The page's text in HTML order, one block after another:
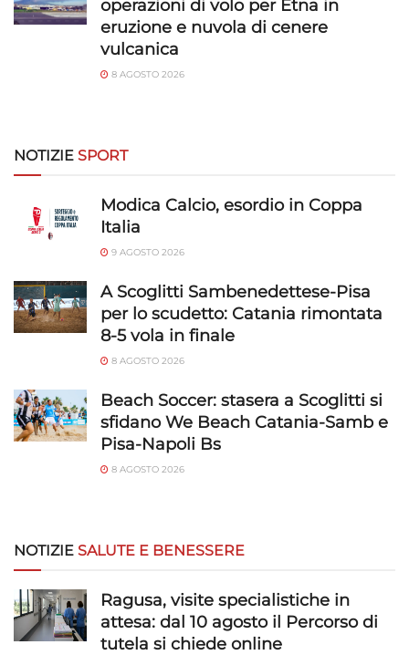
Utilizzare dati di geolocalizzazione precisi,
richieste attivamente.
rilevare frodi, correggere errori, Erogare
e presentare pubblicità e contenuto,
privacy.
operazioni di volo per Etna in
eruzione e nuvola di cenere
vulcanica
8 AGOSTO 2026
NOTIZIE SPORT
Modica Calcio, esordio in Coppa
Italia
9 AGOSTO 2026
A Scoglitti Sambenedettese-Pisa
per lo scudetto: Catania rimontata
8-5 vola in finale
8 AGOSTO 2026
Beach Soccer: stasera a Scoglitti si
sfidano We Beach Catania-Samb e
Pisa-Napoli Bs
8 AGOSTO 2026
NOTIZIE SALUTE E BENESSERE
Ragusa, visite specialistiche in
attesa: dal 10 agosto il Percorso di
tutela si chiede online